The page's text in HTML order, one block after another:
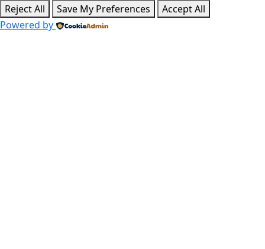
Reject All
Save My Preferences
Accept All
Powered by